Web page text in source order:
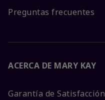
Preguntas frecuentes
ACERCA DE MARY KAY
Garantía de Satisfacción